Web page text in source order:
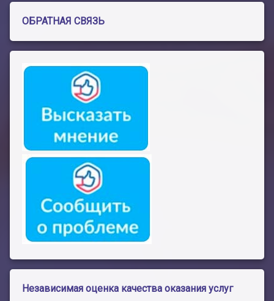
ОБРАТНАЯ СВЯЗЬ
Независимая оценка качества оказания услуг